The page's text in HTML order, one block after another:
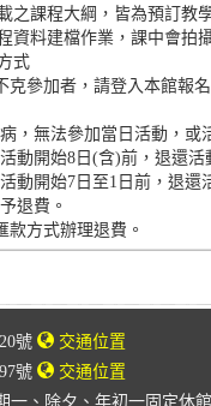
之課程大綱，皆為預訂教
資料建檔作業，課中會拍
式
克參加者，請登入本館報
，無法參加當日活動，
動開始8日(含)前，退還活
動開始7日至1日前，退還
退費。
款方式辦理退費。
號
交通位置
號
交通位置
、除夕、年初一固定休